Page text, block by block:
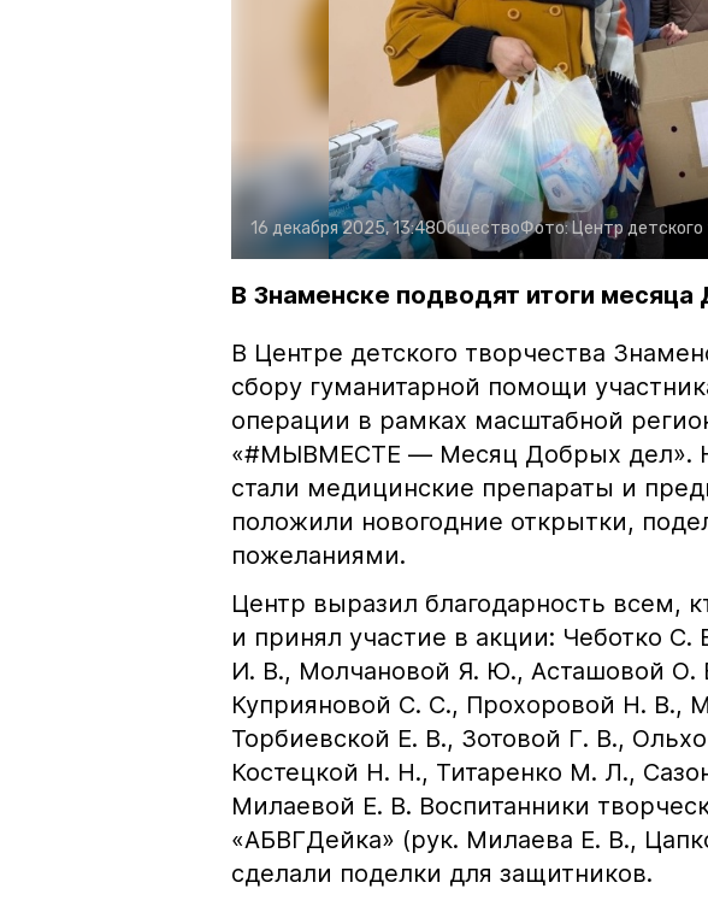
16 декабря 2025, 13:48ОбществоФото:Центр
В Знаменске подводят итоги
В Центре детского творчества
сбору гуманитарной помощи
операции в рамках масштабной
«#МЫВМЕСТЕ — Месяц Добрых дел».
стали медицинские препараты и
положили новогодние открытки,
пожеланиями.
Центр выразил благодарность всем,
и принял участие в акции: Чеботко С.
И. В., Молчановой Я. Ю., Асташовой О.
Куприяновой С. С., Прохоровой Н. В.,
Торбиевской Е. В., Зотовой Г. В.,
Костецкой Н. Н., Титаренко М. Л.,
Милаевой Е. В. Воспитанники
«АБВГДейка» (рук. Милаева Е. В.,
сделали поделки для защитников.